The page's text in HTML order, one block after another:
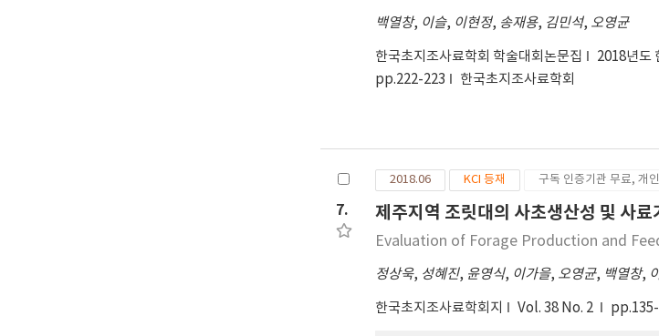
백열창, 이슬, 이현정, 송재용, 김민석, 오영균
한국초지조사료학회 학술대회논문집
2018년도
pp.222-223
한국초지조사료학회
7.
2018.06 KCI 등재 구독 인증기관 무료, 개
제주지역 조릿대의 사초생산성 및 사료
Evaluation of Forage Production and
정상욱, 성혜진, 윤영식, 이가을, 오영균, 백열창,
한국초지조사료학회지 Vol. 38 No. 2